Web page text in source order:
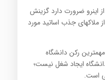
این استاد دانشگاه یادآور شد: از این‎رو ضرورت دارد گزینش
شخصیتی به عنوان یکی دیگر از ملاک‎های جذب اساتید مورد
رکن دانشگاه
ایجاد شغل نیست؛